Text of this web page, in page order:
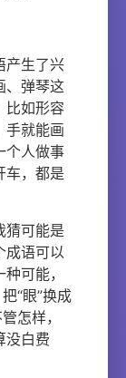
产生了兴
、弹琴这
比如形容
手就能画
个人做事
车，都是
猜可能是
成语可以
可能，
“眼”换成
怎样，
没白费